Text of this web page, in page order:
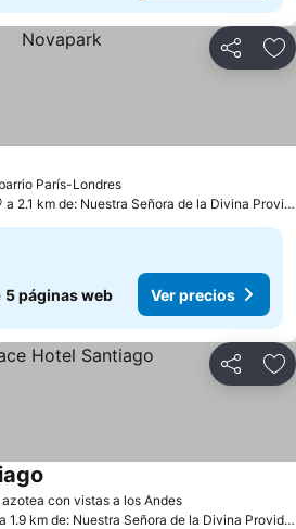
Compartir
París-Londres
a 2.1 km de: Nuestra Señora de la Divina Providencia
5 páginas web Ver precios
Compartir
con vistas a los Andes
a 1.9 km de: Nuestra Señora de la Divina Providencia